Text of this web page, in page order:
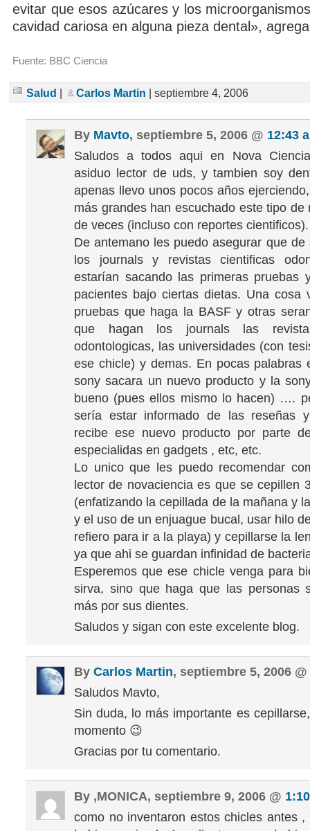
evitar que esos azúcares y los
cavidad cariosa en alguna pieza dental»,
Fuente: BBC Ciencia
Salud Carlos Martin | septiembre 4, 2006
By Mavto, septiembre 5, 2006 @ 12:43
Saludos a todos aqui en Nova
asiduo lector de uds, y tambien soy
apenas llevo unos pocos años
más grandes han escuchado este tipo de
de veces (incluso con reportes cientificos).
De antemano les puedo asegurar que de
los journals y revistas cientificas
estarían sacando las primeras pruebas
pacientes bajo ciertas dietas. Una cosa
pruebas que haga la BASF y otras
que hagan los journals las
odontologicas, las universidades (con
ese chicle) y demas. En pocas palabras
sony sacara un nuevo producto y la
bueno (pues ellos mismo lo hacen) ….
sería estar informado de las reseñas
recibe ese nuevo producto por parte
especialidas en gadgets , etc, etc.
Lo unico que les puedo recomendar
lector de novaciencia es que se cepillen
(enfatizando la cepillada de la mañana y
y el uso de un enjuague bucal, usar hilo
refiero para ir a la playa) y cepillarse la
ya que ahi se guardan infinidad de
Esperemos que ese chicle venga para
sirva, sino que haga que las personas
más por sus dientes.
Saludos y sigan con este excelente blog.
By Carlos Martin, septiembre 5, 2006 @
Saludos Mavto,
Sin duda, lo más importante es
momento 😉
Gracias por tu comentario.
By ,MONICA, septiembre 9, 2006 @
como no inventaron estos chicles antes